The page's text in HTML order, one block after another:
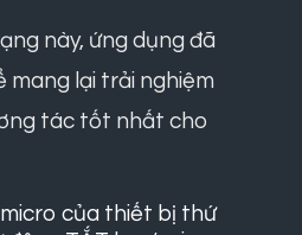
này, ứng dụng đã
mang lại trải nghiệm
tác tốt nhất cho
micro của thiết bị thứ